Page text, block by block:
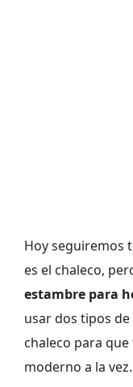
Hoy seguiremos
es el chaleco,
estambre para
usar dos tipos
chaleco para
moderno a la vez.